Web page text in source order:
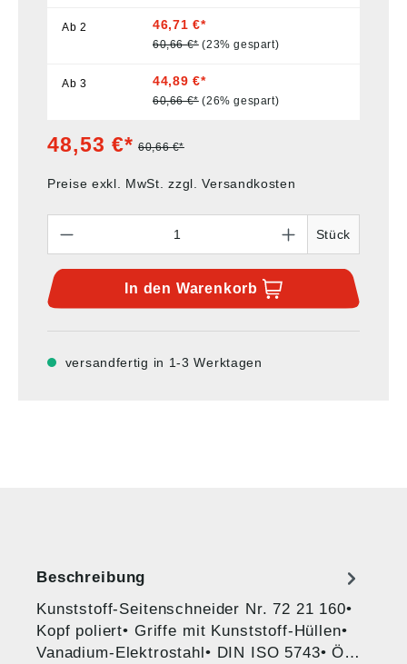
Ab 2 46,71 €*
60,66 €* (23% gespart)
Ab 3 44,89 €*
60,66 €* (26% gespart)
48,53 €* 60,66 €*
Preise exkl. MwSt. zzgl. Versandkosten
Stück
In den Warenkorb
versandfertig in 1-3 Werktagen
Beschreibung
Kunststoff-Seitenschneider Nr. 72 21 160•
Kopf poliert• Griffe mit Kunststoff-Hüllen•
Vanadium-Elektrostahl• DIN ISO 5743• Ö…